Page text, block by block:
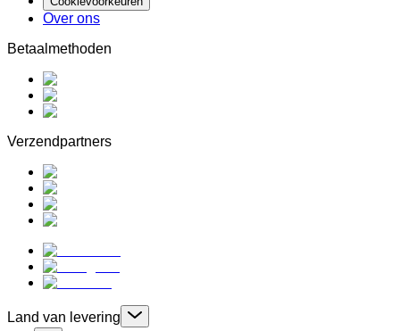
Over ons
Betaalmethoden
Verzendpartners
Land van levering